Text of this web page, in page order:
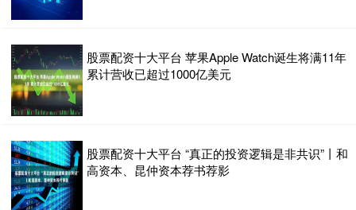
股票配资十大平台 苹果Apple Watch诞生将满11年
累计营收已超过1000亿美元
股票配资十大平台 “真正的投资逻辑是非共识”丨和
高资本、昆仲资本荐书荐影